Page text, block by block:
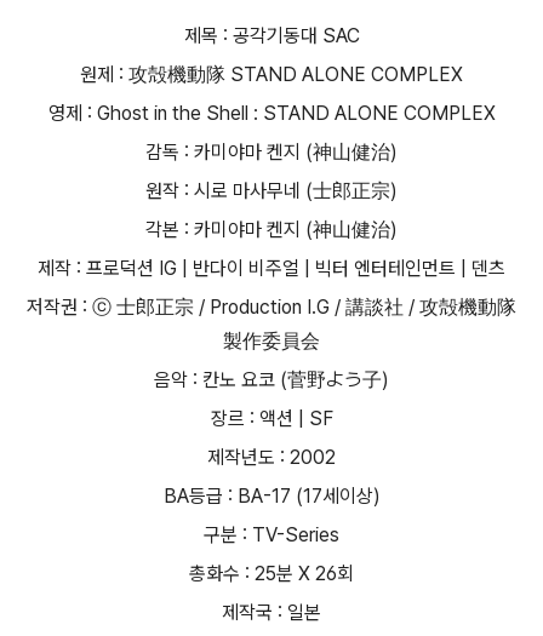
제목 : 공각기동대 SAC
원제 : 攻殻機動隊 STAND ALONE COMPLEX
영제 : Ghost in the Shell : STAND ALONE COMPLEX
감독 : 카미야마 켄지 (神山健治)
원작 : 시로 마사무네 (士郎正宗)
각본 : 카미야마 켄지 (神山健治)
제작 : 프로덕션 IG | 반다이 비주얼 | 빅터 엔터테인먼트 | 덴츠
저작권 : ⓒ 士郎正宗 / Production I.G / 講談社 / 攻殻機動隊
製作委員会
음악 : 칸노 요코 (菅野よう子)
장르 : 액션 | SF
제작년도 : 2002
BA등급 : BA-17 (17세이상)
구분 : TV-Series
총화수 : 25분 X 26회
제작국 : 일본